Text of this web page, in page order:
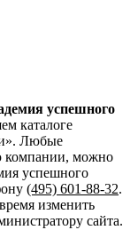
успешного
каталоге
Любые
компании, можно
успешного
(495) 601-88-32.
изменить
сайта.